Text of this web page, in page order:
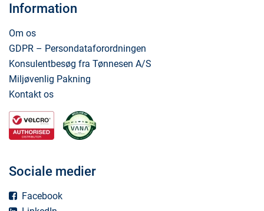
Information
Om os
GDPR – Persondataforordningen
Konsulentbesøg fra Tønnesen A/S
Miljøvenlig Pakning
Kontakt os
Sociale medier
Facebook